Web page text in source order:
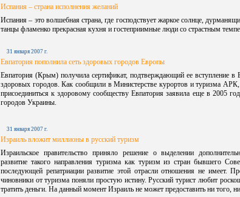
Испания – страна исполнения желаний
Испания – это волшебная страна, где господствует жаркое солнце,
танцы фламенко прекрасная кухня и гостеприимные люди со страстным
31 января 2007 г.
Евпатория пополнила сеть здоровых городов Европы
Евпатория (Крым) получила сертификат, подтверждающий ее вступление в
здоровых городов. Как сообщили в Министерстве курортов и туризма
присоединиться к здоровому сообществу Евпатория заявила еще в 2005
городов Украины.
31 января 2007 г.
Израиль вложит миллионы в русский туризм
Израильское правительство приняло решение о выделении
развитие такого направления туризма как туризм из стран бывшего
последующей репатриации развитие этой отрасли отношения не имеет.
чиновники от туризма поняли простую истину. Русский турист любит
тратить деньги. На данный момент Израиль не может предоставить ни того,